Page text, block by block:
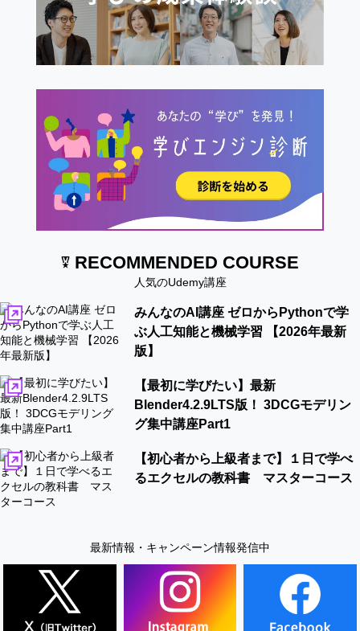
RECOMMENDED COURSE
人気のUdemy講座
みんなのAI講座 ゼロからPythonで学
ぶ人工知能と機械学習 【2026年最新
版】
【最初に学びたい】最新
Blender4.2.9LTS版！ 3DCGモデリン
グ集中講座Part1
【初心者から上級者まで】１日で学べ
るエクセルの教科書 マスターコース
最新情報・キャンペーン情報発信中